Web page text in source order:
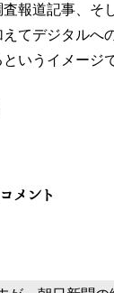
報道記事、そ
てデジタルへ
いうイメージ
メント